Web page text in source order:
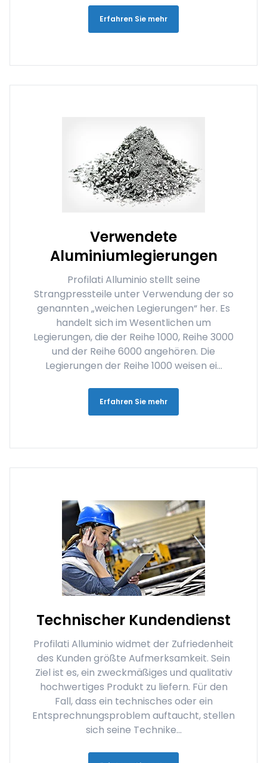
Erfahren Sie mehr
Verwendete
Aluminiumlegierungen
Profilati Alluminio stellt seine
Strangpressteile unter Verwendung der so
genannten „weichen Legierungen“ her. Es
handelt sich im Wesentlichen um
Legierungen, die der Reihe 1000, Reihe 3000
und der Reihe 6000 angehören. Die
Legierungen der Reihe 1000 weisen ei...
Erfahren Sie mehr
Technischer Kundendienst
Profilati Alluminio widmet der Zufriedenheit
des Kunden größte Aufmerksamkeit. Sein
Ziel ist es, ein zweckmäßiges und qualitativ
hochwertiges Produkt zu liefern. Für den
Fall, dass ein technisches oder ein
Entsprechnungsproblem auftaucht, stellen
sich seine Technike...